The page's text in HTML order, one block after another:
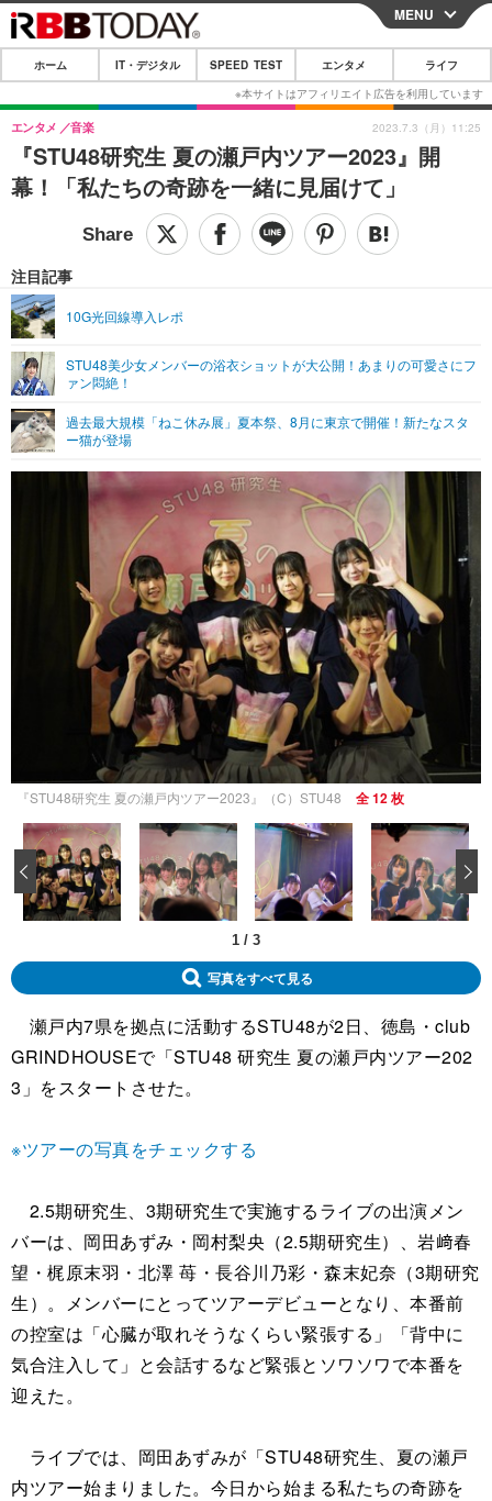
CLOSE
ホーム
IT・デジタル
IT・デジタルTOP スマートフォン
ガジェット・ツール
ショッピング その他
SPEED TEST
エンタメTOP 映画・ドラマ
グラビア
ショッピング その他
ライフTOP
その他
リリース一覧
プッシュ通知の停止方法
MENU
ホーム IT・デジタル SPEED TEST エンタメ ライフ
『STU48研究生 夏の瀬戸内ツアー2023』開
幕！「私たちの奇跡を一緒に見届けて」
エンタメ 音楽
注目記事
10G光回線導入レポ
STU48美少女メンバーの浴衣ショットが大公開！あまりの可愛さにフ
ァン悶絶！
過去最大規模「ねこ休み展」夏本祭、8月に東京で開催！新たなスタ
ー猫が登場
2023.7.3（月）11:25
『STU48研究生 夏の瀬戸内ツアー2023』（C）STU48 全 12 枚
1 / 3
‹
写真をすべて見る
瀬戸内7県を拠点に活動するSTU48が2日、徳島・club
GRINDHOUSEで「STU48 研究生 夏の瀬戸内ツアー202
3」をスタートさせた。
※ツアーの写真をチェックする
2.5期研究生、3期研究生で実施するライブの出演メン
バーは、岡田あずみ・岡村梨央（2.5期研究生）、岩﨑春
望・梶原末羽・北澤 苺・長谷川乃彩・森末妃奈（3期研究
生）。メンバーにとってツアーデビューとなり、本番前
の控室は「心臓が取れそうなくらい緊張する」「背中に
気合注入して」と会話するなど緊張とソワソワで本番を
迎えた。
ライブでは、岡田あずみが「STU48研究生、夏の瀬戸
内ツアー始まりました。今日から始まる私たちの奇跡を